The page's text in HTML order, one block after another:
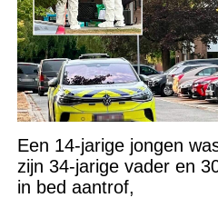
Een 14-jarige jongen
zijn 34-jarige vader en
in bed aantrof,